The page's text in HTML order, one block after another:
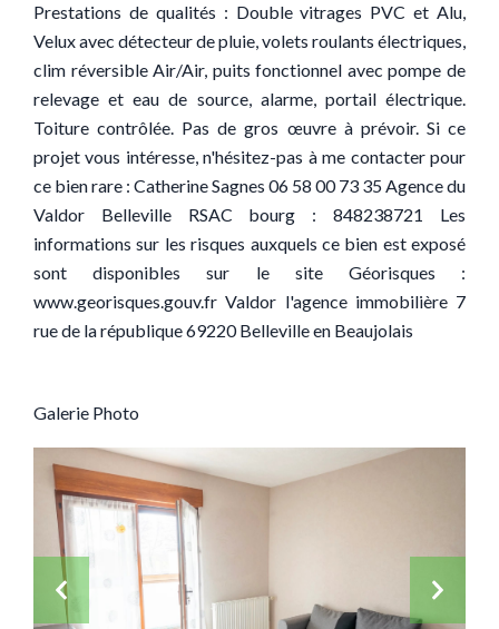
Prestations de qualités : Double vitrages PVC et Alu,
Velux avec détecteur de pluie, volets roulants électriques,
clim réversible Air/Air, puits fonctionnel avec pompe de
relevage et eau de source, alarme, portail électrique.
Toiture contrôlée. Pas de gros œuvre à prévoir. Si ce
projet vous intéresse, n'hésitez-pas à me contacter pour
ce bien rare : Catherine Sagnes 06 58 00 73 35 Agence du
Valdor Belleville RSAC bourg : 848238721 Les
informations sur les risques auxquels ce bien est exposé
sont disponibles sur le site Géorisques :
www.georisques.gouv.fr Valdor l'agence immobilière 7
rue de la république 69220 Belleville en Beaujolais
Galerie Photo